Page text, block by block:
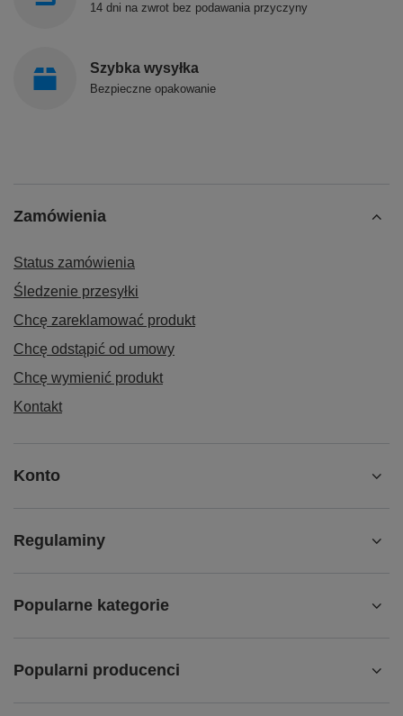
14 dni na zwrot bez podawania przyczyny
Szybka wysyłka
Bezpieczne opakowanie
Zamówienia
Status zamówienia
Śledzenie przesyłki
Chcę zareklamować produkt
Chcę odstąpić od umowy
Chcę wymienić produkt
Kontakt
Konto
Regulaminy
Popularne kategorie
Popularni producenci